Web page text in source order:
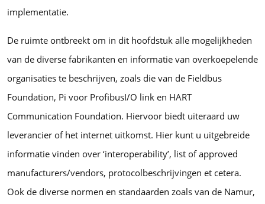
implementatie.
De ruimte ontbreekt om in dit hoofdstuk alle mogelijkheden
van de diverse fabrikanten en informatie van overkoepelende
organisaties te beschrijven, zoals die van de Fieldbus
Foundation, Pi voor ProfibusI/O link en HART
Communication Foundation. Hiervoor biedt uiteraard uw
leverancier of het internet uitkomst. Hier kunt u uitgebreide
informatie vinden over ‘interoperability’, list of approved
manufacturers/vendors, protocolbeschrijvingen et cetera.
Ook de diverse normen en standaarden zoals van de Namur,